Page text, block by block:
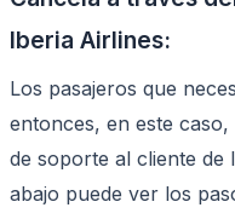
Iberia Airlines:
Los pasajeros que
entonces, en este
de soporte al cliente de
abajo puede ver los